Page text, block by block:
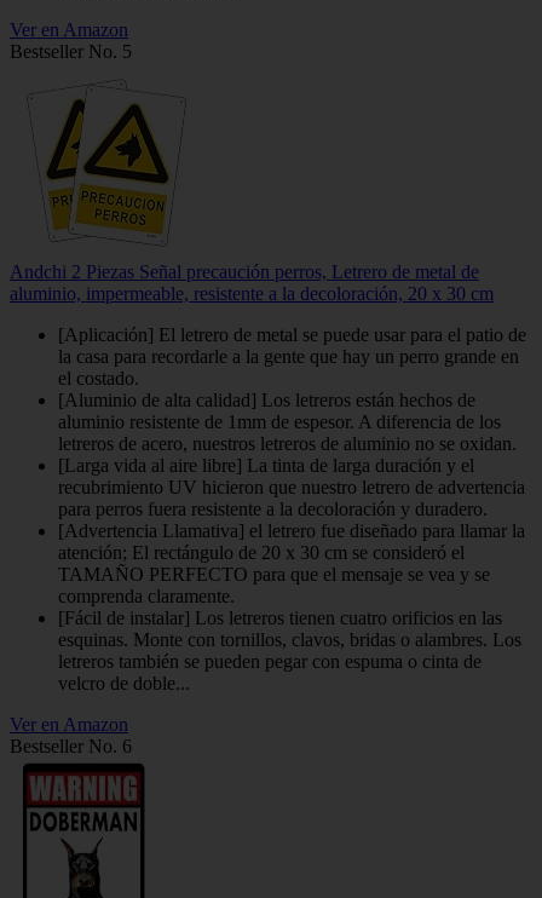
Ver en Amazon
Bestseller No. 5
Andchi 2 Piezas Señal precaución perros, Letrero de metal de
aluminio, impermeable, resistente a la decoloración, 20 x 30 cm
[Aplicación] El letrero de metal se puede usar para el patio de
la casa para recordarle a la gente que hay un perro grande en
el costado.
[Aluminio de alta calidad] Los letreros están hechos de
aluminio resistente de 1mm de espesor. A diferencia de los
letreros de acero, nuestros letreros de aluminio no se oxidan.
[Larga vida al aire libre] La tinta de larga duración y el
recubrimiento UV hicieron que nuestro letrero de advertencia
para perros fuera resistente a la decoloración y duradero.
[Advertencia Llamativa] el letrero fue diseñado para llamar la
atención; El rectángulo de 20 x 30 cm se consideró el
TAMAÑO PERFECTO para que el mensaje se vea y se
comprenda claramente.
[Fácil de instalar] Los letreros tienen cuatro orificios en las
esquinas. Monte con tornillos, clavos, bridas o alambres. Los
letreros también se pueden pegar con espuma o cinta de
velcro de doble...
Ver en Amazon
Bestseller No. 6